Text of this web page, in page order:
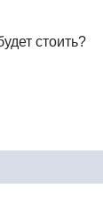
стоить?